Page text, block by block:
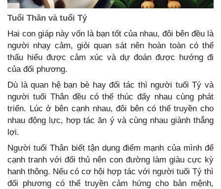
Tuổi Thân và tuổi Tý
Hai con giáp này vốn là bạn tốt của nhau, đôi bên đều là
người nhạy cảm, giỏi quan sát nên hoàn toàn có thể
thấu hiểu được cảm xúc và dự đoán được hướng đi
của đối phương.
Dù là quan hệ bạn bè hay đối tác thì người tuổi Tý và
người tuổi Thân đều có thể thúc đẩy nhau cùng phát
triển. Lúc ở bên cạnh nhau, đôi bên có thể truyền cho
nhau động lực, hợp tác ăn ý và cùng nhau giành thắng
lợi.
Người tuổi Thân biết tận dụng điểm mạnh của mình để
cạnh tranh với đối thủ nên con đường làm giàu cực kỳ
hanh thông. Nếu có cơ hội hợp tác với người tuổi Tý thì
đối phương có thể truyền cảm hứng cho bản mệnh,